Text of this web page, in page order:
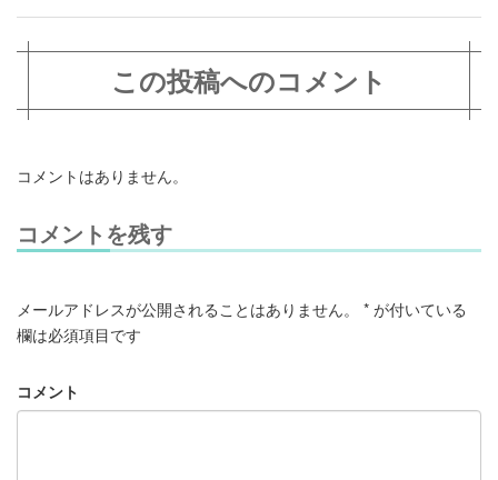
この投稿へのコメント
コメントはありません。
コメントを残す
メールアドレスが公開されることはありません。 * が付いている
欄は必須項目です
コメント